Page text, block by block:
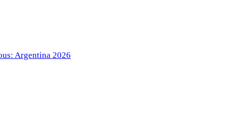
Argentina 2026